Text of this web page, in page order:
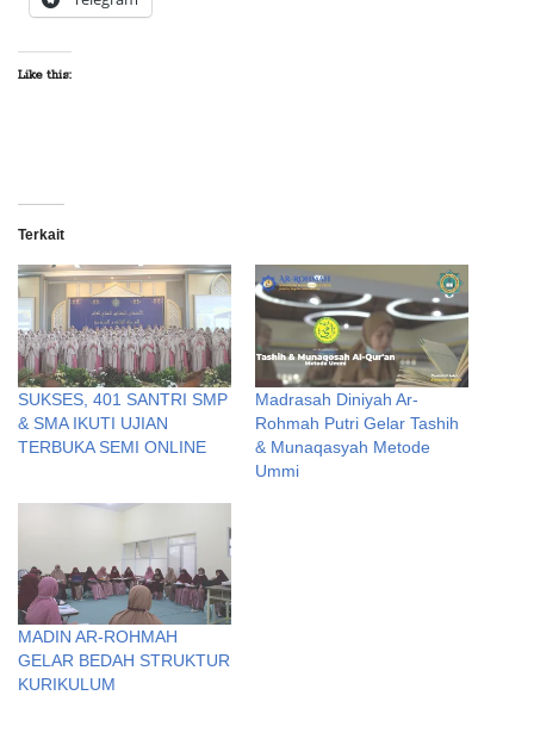
Like this:
Terkait
SUKSES, 401 SANTRI SMP
& SMA IKUTI UJIAN
TERBUKA SEMI ONLINE
Madrasah Diniyah Ar-
Rohmah Putri Gelar Tashih
& Munaqasyah Metode
Ummi
MADIN AR-ROHMAH
GELAR BEDAH STRUKTUR
KURIKULUM